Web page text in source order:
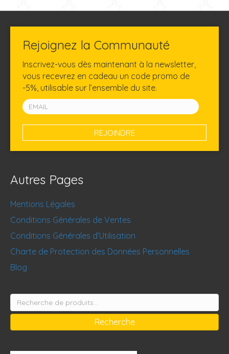
Rejoignez la Communauté
Inscrivez-vous dès maintenant à la newsletter,
vous recevrez en cadeau un code promo de
-5%, utilisable sur l’ensemble du site.
Autres Pages
Mentions Légales
Conditions Générales de Ventes
Conditions Générales d’Utilisation
Charte de Protection des Données Personnelles
Blog
Recherche
pour :
Recherche